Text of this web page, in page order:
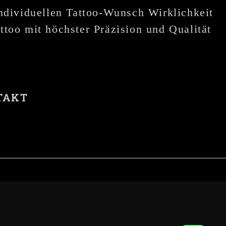
Tattoo-Wunsch Wirklichkeit
mit höchster Präzision und Qualität